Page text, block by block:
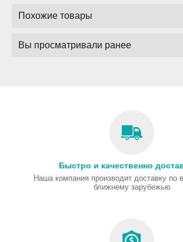
Похожие товары
Вы просматривали ранее
Быстро и качественно
Наша компания производит доставку по
ближнему зарубежью